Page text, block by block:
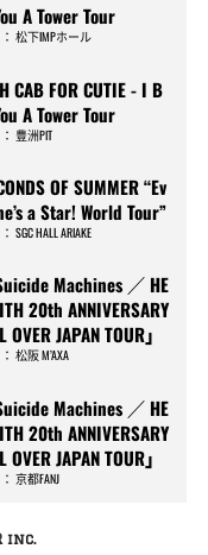
A Tower Tour
：松下IMPホール
CAB FOR CUTIE - I B
A Tower Tour
：豊洲PIT
OF SUMMER “Ev
a Star! World Tour”
：SGC HALL ARIAKE
Machines ／ HE
20th ANNIVERSARY
OVER JAPAN TOUR」
：松阪 M’AXA
Machines ／ HE
20th ANNIVERSARY
OVER JAPAN TOUR」
：京都FANJ
inc.